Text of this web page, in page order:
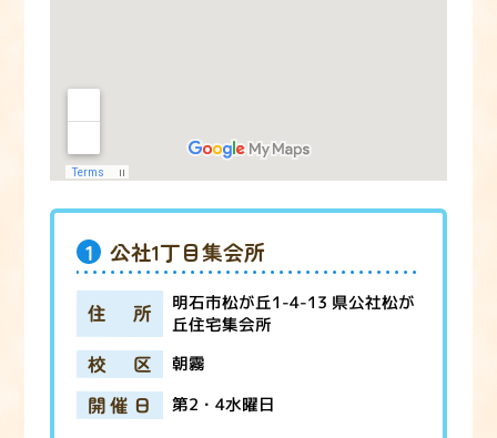
1 公社1丁目集会所
住所 明石市松が丘1-4-13 県公社松が
丘住宅集会所
校区 朝霧
開催日 第2・4水曜日